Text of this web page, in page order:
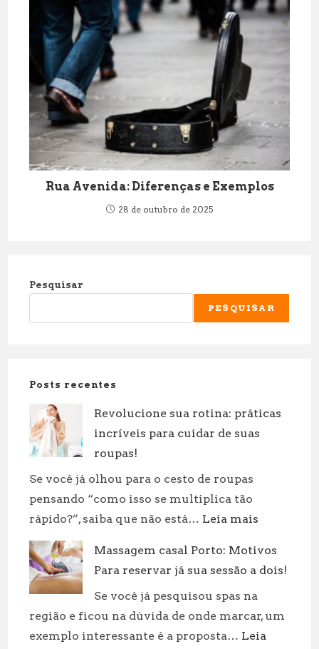
Rua Avenida: Diferenças e Exemplos
28 de outubro de 2025
Pesquisar
PESQUISAR
Posts recentes
Revolucione sua rotina: práticas
incríveis para cuidar de suas
roupas!
Se você já olhou para o cesto de roupas
pensando “como isso se multiplica tão
rápido?”, saiba que não está… Leia mais
sua
rotina:
para
cuidar
Massagem casal Porto: Motivos
Para reservar já sua sessão a dois!
Se você já pesquisou spas na
região e ficou na dúvida de onde marcar, um
exemplo interessante é a proposta… Leia